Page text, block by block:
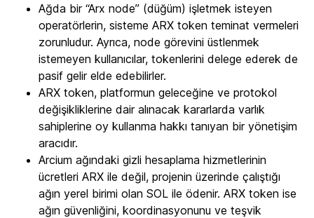
Ağda bir “Arx node” (düğüm) işletmek isteyen
operatörlerin, sisteme ARX token teminat vermeleri
zorunludur. Ayrıca, node görevini üstlenmek
istemeyen kullanıcılar, tokenlerini delege ederek de
pasif gelir elde edebilirler.
ARX token, platformun geleceğine ve protokol
değişikliklerine dair alınacak kararlarda varlık
sahiplerine oy kullanma hakkı tanıyan bir yönetişim
aracıdır.
Arcium ağındaki gizli hesaplama hizmetlerinin
ücretleri ARX ile değil, projenin üzerinde çalıştığı
ağın yerel birimi olan SOL ile ödenir. ARX token ise
ağın güvenliğini, koordinasyonunu ve teşvik